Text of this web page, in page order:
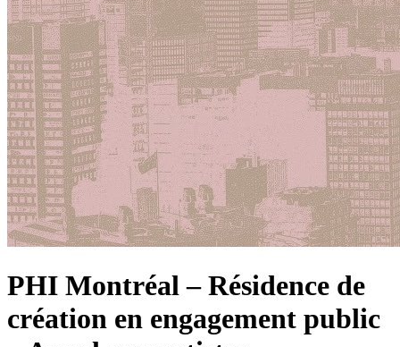
PHI Montréal – Résidence de
création en engagement public